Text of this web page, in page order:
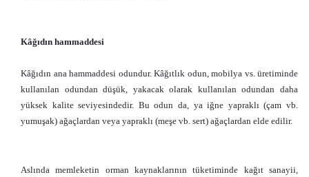
Kâğıdın hammaddesi
Kâğıdın ana hammaddesi odundur. Kâğıtlık odun, mobilya vs. üretiminde
kullanılan odundan düşük, yakacak olarak kullanılan odundan daha
yüksek kalite seviyesindedir. Bu odun da, ya iğne yapraklı (çam vb.
yumuşak) ağaçlardan veya yapraklı (meşe vb. sert) ağaçlardan elde edilir.
Aslında memleketin orman kaynaklarının tüketiminde kağıt sanayii,